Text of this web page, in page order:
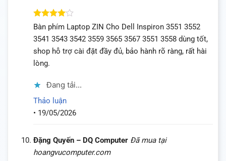
Được
xếp hạng
45 sao
Bàn phím Laptop ZIN Cho Dell Inspiron 3551 3552
3541 3543 3542 3559 3565 3567 3551 3558 dùng tốt,
shop hỗ trợ cài đặt đầy đủ, bảo hành rõ ràng, rất hài
lòng.
Đang tải...
Thảo luận
• 19/05/2026
Đặng Quyến – DQ Computer Đã mua tại
hoangvucomputer.com